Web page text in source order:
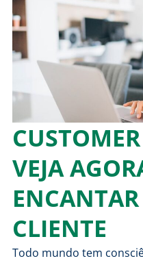
VEJA
CLIENTE
Todo mundo tem